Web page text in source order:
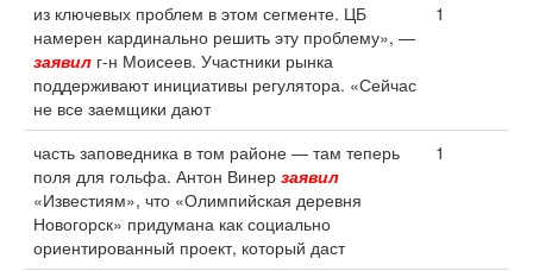
из ключевых проблем в этом сегменте. ЦБ
намерен кардинально решить эту проблему», —
заявил г-н Моисеев. Участники рынка
поддерживают инициативы регулятора. «Сейчас
не все заемщики дают
1
часть заповедника в том районе ― там теперь
поля для гольфа. Антон Винер заявил
«Известиям», что «Олимпийская деревня
Новогорск» придумана как социально
ориентированный проект, который даст
1